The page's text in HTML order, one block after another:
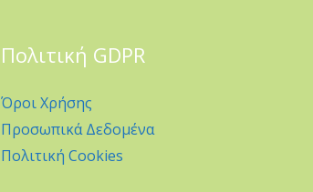
Πολιτική GDPR
Όροι Χρήσης
Προσωπικά Δεδομένα
Πολιτική Cookies